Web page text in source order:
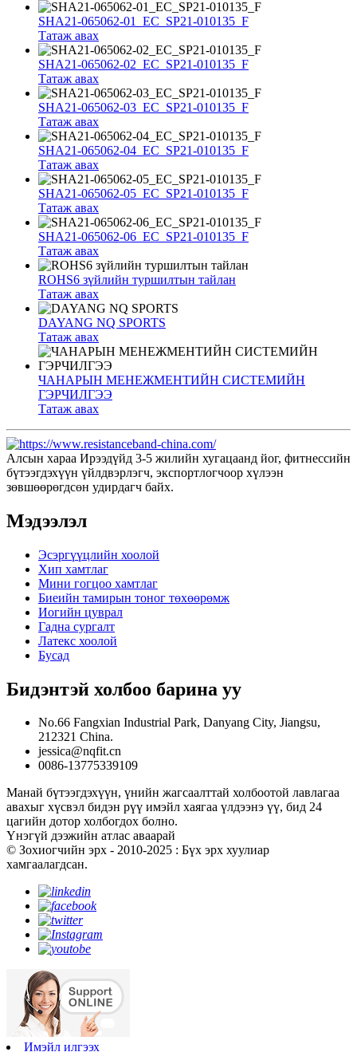
SHA21-065062-01_EC_SP21-010135_F
Татаж авах
SHA21-065062-02_EC_SP21-010135_F
Татаж авах
SHA21-065062-03_EC_SP21-010135_F
Татаж авах
SHA21-065062-04_EC_SP21-010135_F
Татаж авах
SHA21-065062-05_EC_SP21-010135_F
Татаж авах
SHA21-065062-06_EC_SP21-010135_F
Татаж авах
ROHS6 зүйлийн туршилтын тайлан
Татаж авах
DAYANG NQ SPORTS
Татаж авах
ЧАНАРЫН МЕНЕЖМЕНТИЙН СИСТЕМИЙН
ГЭРЧИЛГЭЭ
Татаж авах
Алсын хараа Ирээдүйд 3-5 жилийн хугацаанд йог, фитнессийн
бүтээгдэхүүн үйлдвэрлэгч, экспортлогчоор хүлээн
зөвшөөрөгдсөн удирдагч байх.
Мэдээлэл
Эсэргүүцлийн хоолой
Хип хамтлаг
Мини гогцоо хамтлаг
Биеийн тамирын тоног төхөөрөмж
Иогийн цуврал
Гадна сургалт
Латекс хоолой
Бусад
Бидэнтэй холбоо барина уу
No.66 Fangxian Industrial Park, Danyang City, Jiangsu,
212321 China.
jessica@nqfit.cn
0086-13775339109
Манай бүтээгдэхүүн, үнийн жагсаалттай холбоотой лавлагаа
авахыг хүсвэл бидэн рүү имэйл хаягаа үлдээнэ үү, бид 24
цагийн дотор холбогдох болно.
Үнэгүй дээжийн атлас аваарай
© Зохиогчийн эрх - 2010-2025 : Бүх эрх хуулиар
хамгаалагдсан.
Имэйл илгээх